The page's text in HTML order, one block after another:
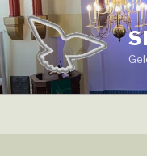
Naar
de
inhoud
springen